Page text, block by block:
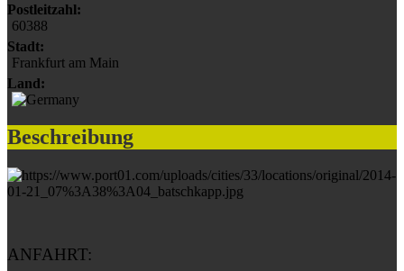
Postleitzahl:
60388
Stadt:
Frankfurt am Main
Land:
Beschreibung
ANFAHRT: